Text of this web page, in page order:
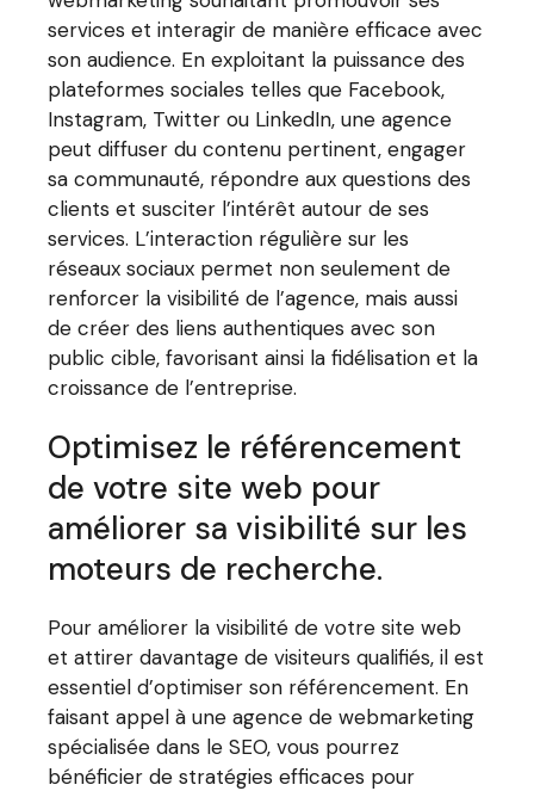
services et interagir de manière efficace avec
son audience. En exploitant la puissance des
plateformes sociales telles que Facebook,
Instagram, Twitter ou LinkedIn, une agence
peut diffuser du contenu pertinent, engager
sa communauté, répondre aux questions des
clients et susciter l’intérêt autour de ses
services. L’interaction régulière sur les
réseaux sociaux permet non seulement de
renforcer la visibilité de l’agence, mais aussi
de créer des liens authentiques avec son
public cible, favorisant ainsi la fidélisation et la
croissance de l’entreprise.
Optimisez le référencement
de votre site web pour
améliorer sa visibilité sur les
moteurs de recherche.
Pour améliorer la visibilité de votre site web
et attirer davantage de visiteurs qualifiés, il est
essentiel d’optimiser son référencement. En
faisant appel à une agence de webmarketing
spécialisée dans le SEO, vous pourrez
bénéficier de stratégies efficaces pour